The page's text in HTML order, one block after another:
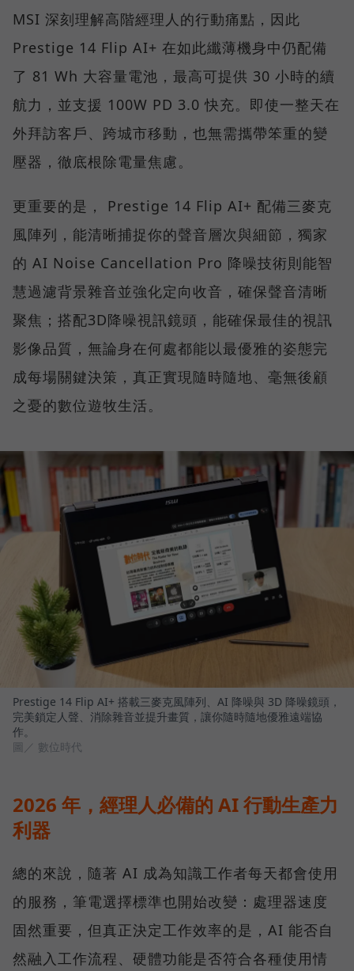
MSI 深刻理解高階經理人的行動痛點，因此
Prestige 14 Flip AI+ 在如此纖薄機身中仍配備
了 81 Wh 大容量電池，最高可提供 30 小時的續
航力，並支援 100W PD 3.0 快充。即使一整天在
外拜訪客戶、跨城市移動，也無需攜帶笨重的變
壓器，徹底根除電量焦慮。
更重要的是， Prestige 14 Flip AI+ 配備三麥克
風陣列，能清晰捕捉你的聲音層次與細節，獨家
的 AI Noise Cancellation Pro 降噪技術則能智
慧過濾背景雜音並強化定向收音，確保聲音清晰
聚焦；搭配3D降噪視訊鏡頭，能確保最佳的視訊
影像品質，無論身在何處都能以最優雅的姿態完
成每場關鍵決策，真正實現隨時隨地、毫無後顧
之憂的數位遊牧生活。
Prestige 14 Flip AI+ 搭載三麥克風陣列、AI 降噪與 3D 降噪鏡頭，
完美鎖定人聲、消除雜音並提升畫質，讓你隨時隨地優雅遠端協
作。
圖／ 數位時代
2026 年，經理人必備的 AI 行動生產力
利器
總的來說，隨著 AI 成為知識工作者每天都會使用
的服務，筆電選擇標準也開始改變：處理器速度
固然重要，但真正決定工作效率的是，AI 能否自
然融入工作流程、硬體功能是否符合各種使用情